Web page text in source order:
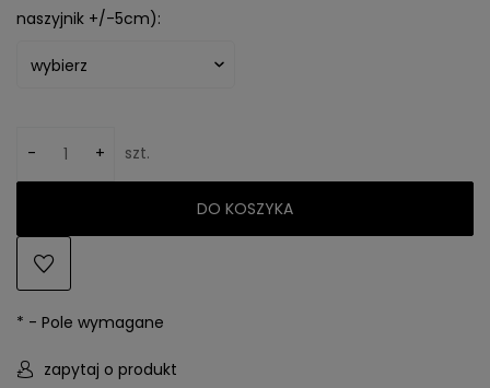
naszyjnik +/-5cm):
- + szt.
DO KOSZYKA
* - Pole wymagane
zapytaj o produkt